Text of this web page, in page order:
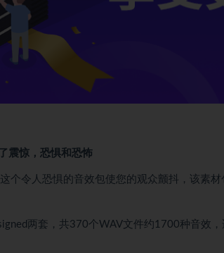
震惊，恐惧和恐怖
个令人恐惧的音效包使您的观众颤抖，该素
两套，共370个WAV文件约1700种音效，